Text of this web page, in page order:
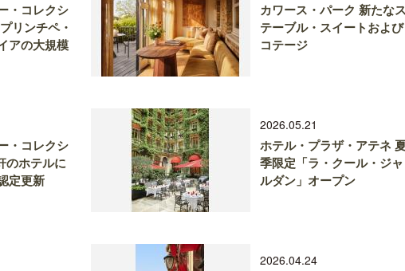
・コレクシ
リンチペ・
アの大規模
カワース・パーク 新たな
テーブル・スイートおよび
コテージ
・コレクシ
のホテルに
定更新
2026.05.21
ホテル・プラザ・アテネ
季限定「ラ・クール・ジャ
ルダン」オープン
2026.04.24